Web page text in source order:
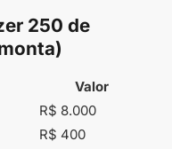
250 de
Valor
R$ 8.000
R$ 400